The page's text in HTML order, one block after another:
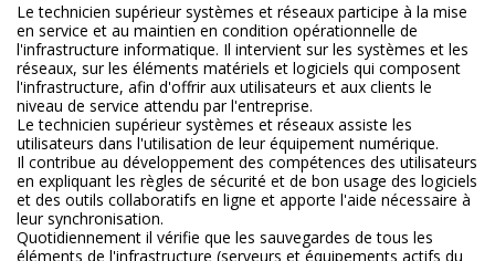
Le technicien supérieur systèmes et réseaux participe à la mise
en service et au maintien en condition opérationnelle de
l'infrastructure informatique. Il intervient sur les systèmes et les
réseaux, sur les éléments matériels et logiciels qui composent
l'infrastructure, afin d'offrir aux utilisateurs et aux clients le
niveau de service attendu par l'entreprise.
Le technicien supérieur systèmes et réseaux assiste les
utilisateurs dans l'utilisation de leur équipement numérique.
Il contribue au développement des compétences des utilisateurs
en expliquant les règles de sécurité et de bon usage des logiciels
et des outils collaboratifs en ligne et apporte l'aide nécessaire à
leur synchronisation.
Quotidiennement il vérifie que les sauvegardes de tous les
éléments de l'infrastructure (serveurs et équipements actifs du